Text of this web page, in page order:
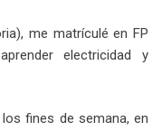
me matrículé en FP
electricidad y
fines de semana, en